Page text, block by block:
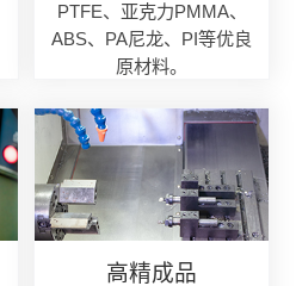
PTFE、亚克力PMMA、
ABS、PA尼龙、PI等优良
原材料。
高精成品